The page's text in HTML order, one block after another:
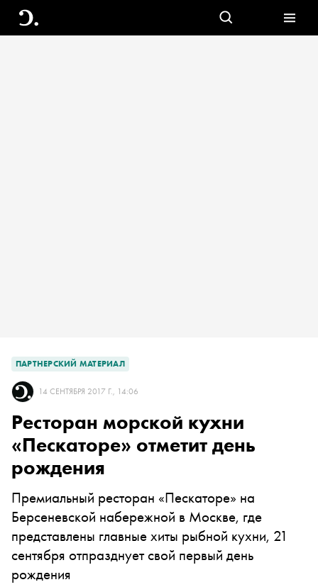
ПАРТНЕРСКИЙ МАТЕРИАЛ
14 СЕНТЯБРЯ 2017 Г., 14:06
Ресторан морской кухни
«Пескаторе» отметит день
рождения
Премиальный ресторан «Пескаторе» на
Берсеневской набережной в Москве, где
представлены главные хиты рыбной кухни, 21
сентября отпразднует свой первый день
рождения